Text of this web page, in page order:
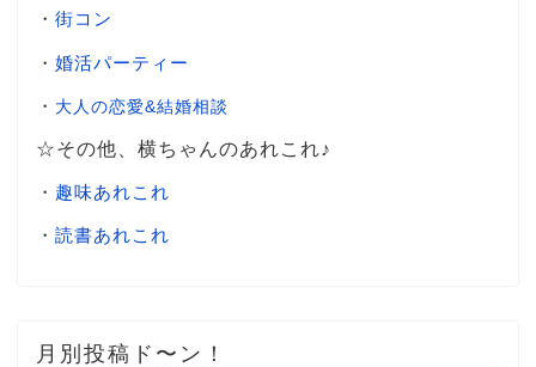
・ 街コン
・ 婚活パーティー
・ 大人の恋愛&結婚相談
☆その他、横ちゃんのあれこれ♪
・ 趣味あれこれ
・ 読書あれこれ
月別投稿ド〜ン！